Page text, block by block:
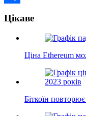
Цікаве
Ціна Ethereum
Біткоїн